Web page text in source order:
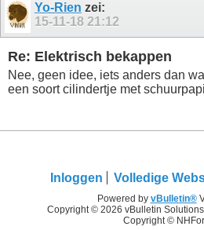
Yo-Rien zei:
15-11-18 21:12
Re: Elektrisch bekappen
Nee, geen idee, iets anders dan
een soort cilindertje met
Inloggen Volledige
Powered by vBulletin®
Copyright © 2026 vBulletin
Copyright ©